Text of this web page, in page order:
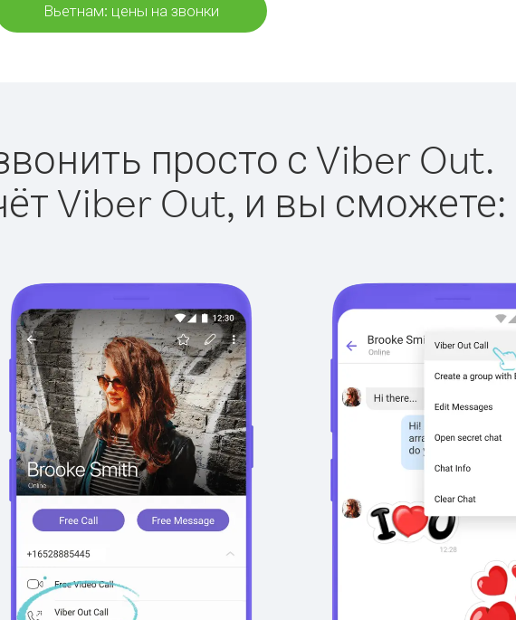
Вьетнам: цены на звонки
просто с Viber Out.
Viber Out, и вы сможете: